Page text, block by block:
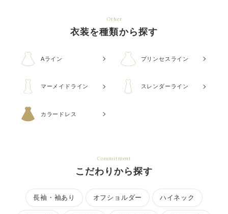
Other
衣装を種類から探す
Aライン プリンセスライン
マーメイドライン スレンダーライン
カラードレス
Commitment
こだわりから探す
長袖・袖あり オフショルダー ハイネック